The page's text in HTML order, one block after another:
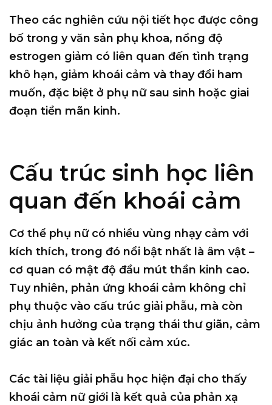
Theo các nghiên cứu nội tiết học được công
bố trong y văn sản phụ khoa, nồng độ
estrogen giảm có liên quan đến tình trạng
khô hạn, giảm khoái cảm và thay đổi ham
muốn, đặc biệt ở phụ nữ sau sinh hoặc giai
đoạn tiền mãn kinh.
Cấu trúc sinh học liên
quan đến khoái cảm
Cơ thể phụ nữ có nhiều vùng nhạy cảm với
kích thích, trong đó nổi bật nhất là âm vật –
cơ quan có mật độ đầu mút thần kinh cao.
Tuy nhiên, phản ứng khoái cảm không chỉ
phụ thuộc vào cấu trúc giải phẫu, mà còn
chịu ảnh hưởng của trạng thái thư giãn, cảm
giác an toàn và kết nối cảm xúc.
Các tài liệu giải phẫu học hiện đại cho thấy
khoái cảm nữ giới là kết quả của phản xạ